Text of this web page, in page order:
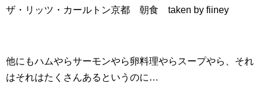
ザ・リッツ・カールトン京都 朝食 taken by fiiney
他にもハムやらサーモンやら卵料理やらスープやら、それ
はそれはたくさんあるというのに…